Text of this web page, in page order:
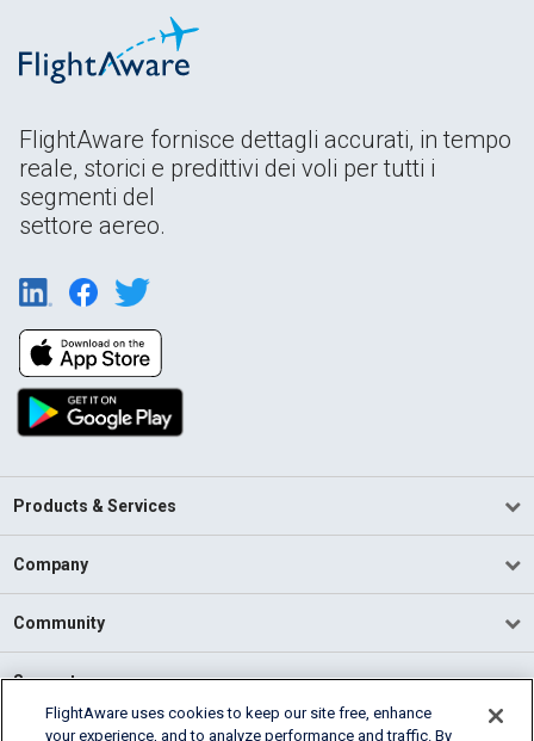
FlightAware fornisce dettagli accurati, in tempo
reale, storici e predittivi dei voli per tutti i
segmenti del
settore aereo.
Products & Services
Company
Community
Support
FlightAware uses cookies to keep our site free, enhance
your experience, and to analyze performance and traffic. By